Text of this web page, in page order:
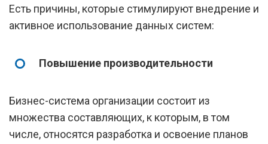
Есть причины, которые стимулируют внедрение и
активное использование данных систем:
Повышение производительности
Бизнес-система организации состоит из
множества составляющих, к которым, в том
числе, относятся разработка и освоение планов